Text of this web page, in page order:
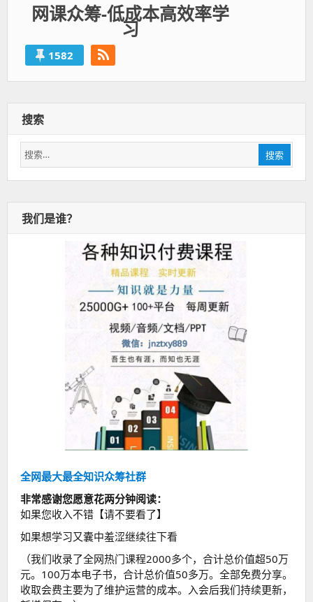
网课众筹-低成本高效率学
习
1582
搜索
搜
索：
搜索
我们是谁？
全网最大最全知识众筹社群
非常感谢您愿意花两分钟阅读：
如果您收入不错【请不要看了】
如果想学习又囊中羞涩继续往下看
（我们收录了全网热门课程2000多个，合计总价值超50万
元。100万本电子书，合计总价值50多万。全部免费分享。
收取会费主要为了维护运营的成本。入会后我们持续更新，